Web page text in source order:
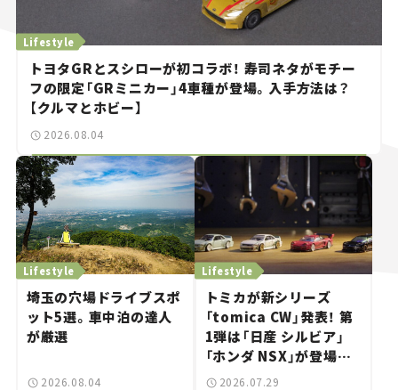
トヨタGRとスシローが初コラボ！ 寿司ネタがモチー
フの限定「GRミニカー」4車種が登場。入手方法は？
【クルマとホビー】
Lifestyle
2026.08.04
埼玉の穴場ドライブスポ
ット5選。車中泊の達人
が厳選
Lifestyle
2026.08.04
トミカが新シリーズ
「tomica CW」発表！ 第
1弾は「日産 シルビア」
「ホンダ NSX」が登場。
世界が注目す
Lifestyle
2026.07.29